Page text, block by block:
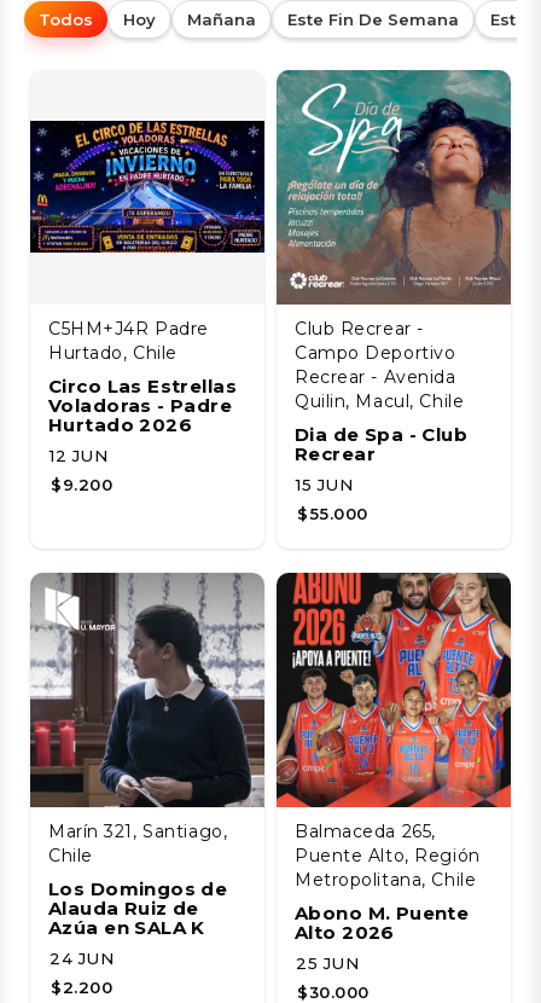
Todos Hoy Mañana Este Fin De Semana Esta
C5HM+J4R Padre
Hurtado, Chile
Circo Las Estrellas
Voladoras - Padre
Hurtado 2026
12 JUN
$9.200
Club Recrear -
Campo Deportivo
Recrear - Avenida
Quilin, Macul, Chile
Dia de Spa - Club
Recrear
15 JUN
$55.000
Marín 321, Santiago,
Chile
Los Domingos de
Alauda Ruiz de
Azúa en SALA K
24 JUN
$2.200
Balmaceda 265,
Puente Alto, Región
Metropolitana, Chile
Abono M. Puente
Alto 2026
25 JUN
$30.000